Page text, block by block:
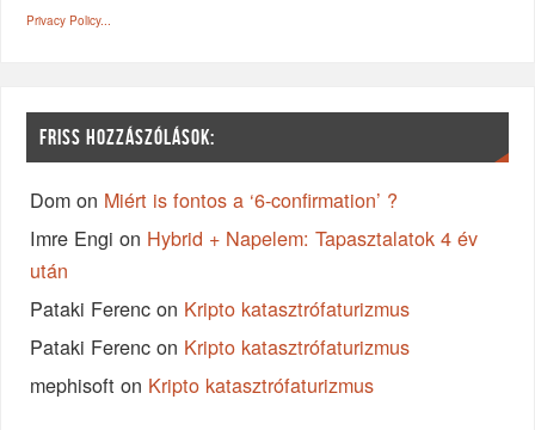
Privacy Policy...
FRISS HOZZÁSZÓLÁSOK:
Dom on Miért is fontos a ‘6-confirmation’ ?
Imre Engi on Hybrid + Napelem: Tapasztalatok 4 év
után
Pataki Ferenc on Kripto katasztrófaturizmus
Pataki Ferenc on Kripto katasztrófaturizmus
mephisoft on Kripto katasztrófaturizmus